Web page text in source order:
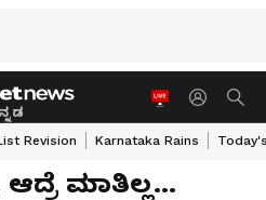
Revision Karnataka Rains
ಮಾತಿಲ್ಲ...